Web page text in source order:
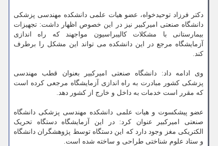
دکتر فرزاد توحیدخواه، عضو هیات علمی دانشکده مهندسی پزشکی
دانشگاه صنعتی امیرکبیر نیز در این خصوص اظهار داشت: تجهیزات
بیمارستانی با مشکلات کالیبراسیون مواجهند که راه اندازی
آزمایشگاه مرجع در این دانشکده می تواند این مشکل را برطرف
کند.
وی ادامه داد: دانشگاه صنعتی امیرکبیر بعنوان قطب مهندسی
پزشکی کشور مبادرت به راه اندازی آزمایشگاه مرجعی کرده است
که مقرر است خدمات به داخل و خارج از کشور دهد.
عضو پیشکسوت و هیات علمی دانشکده مهندسی پزشکی دانشگاه
صنعتی امیرکبیر عنوان کرد: در این آزمایشگاه دستگاه تحریک
الکتریکی مغز وجود دارد که این دستگاه توسط پژوهشگران دانشگاه
و ستاد علوم شناختی طراحی و ساخته شده است.